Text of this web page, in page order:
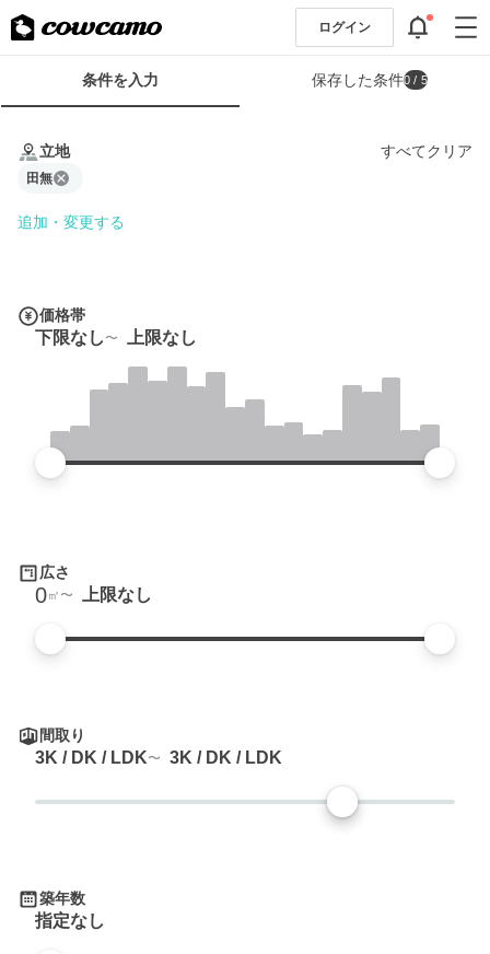
ログイン
条
条件を入力 保存した条件0 / 5
立地 すべてクリア
田無
追加・変更する
価格帯
下限なし 上限なし
広さ
0㎡ 上限なし
間取り
3K / DK / LDK 3K / DK / LDK
築年数
指定なし